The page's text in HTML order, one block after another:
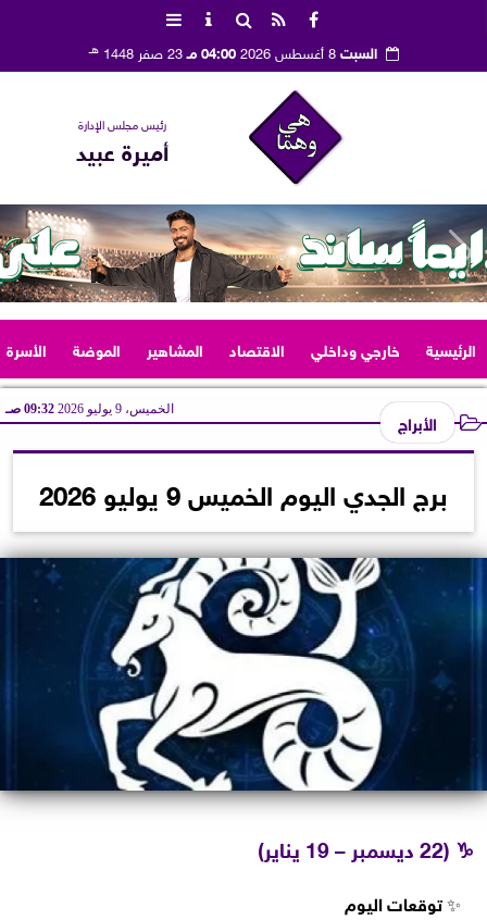
السبت8 أغسطس 2026 04:00 مـ 23 صفر 1448 هـ
رئيس مجلس الإدارة
أميرة عبيد
الرئيسية خارجي وداخلي الاقتصاد المشاهير الموضة الأسرة
الأبراج الخميس، 9 يوليو 2026 09:32 صـ
برج الجدي اليوم الخميس 9 يوليو 2026
♑ (22 ديسمبر – 19 يناير)
✨توقعات اليوم